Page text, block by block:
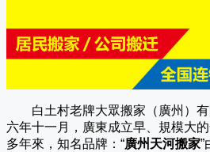
白土村老牌大眾搬家（廣州）有
六年十一月，廣東成立早、規模大
多年來，知名品牌：“廣州天河搬家”